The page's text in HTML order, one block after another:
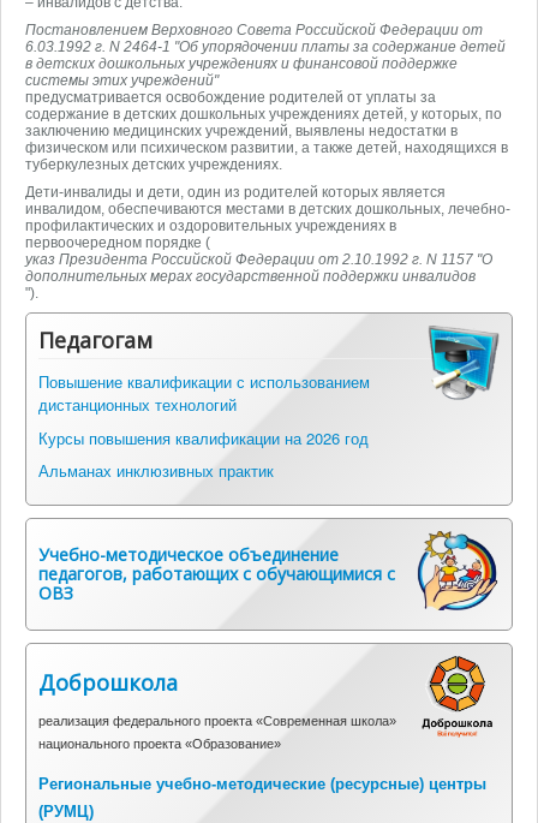
Постановлением Верховного Совета Российской Федерации от
6.03.1992 г. N 2464-1 "Об упорядочении платы за содержание детей
в детских дошкольных учреждениях и финансовой поддержке
системы этих учреждений"
предусматривается освобождение родителей от уплаты за
содержание в детских дошкольных учреждениях детей, у которых, по
заключению медицинских учреждений, выявлены недостатки в
физическом или психическом развитии, а также детей, находящихся в
туберкулезных детских учреждениях.
Дети-инвалиды и дети, один из родителей которых является
инвалидом, обеспечиваются местами в детских дошкольных, лечебно-
профилактических и оздоровительных учреждениях в
первоочередном порядке (
указ Президента Российской Федерации от 2.10.1992 г. N 1157 "О
дополнительных мерах государственной поддержки инвалидов
").
Педагогам
Повышение квалификации с использованием
дистанционных технологий
Курсы повышения квалификации на 2026 год
Альманах инклюзивных практик
Учебно-методическое объединение
педагогов, работающих с обучающимися с
ОВЗ
Доброшкола
реализация федерального проекта «Современная школа»
национального проекта «Образование»
Региональные учебно-методические (ресурсные) центры
(РУМЦ)